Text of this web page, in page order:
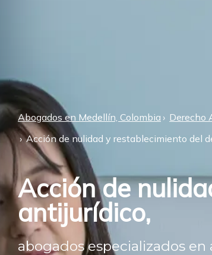
Abogados en Medellín, Colombia Derecho
Acción de nulidad y restablecimiento del
Acción de
antijurídico,
abogados especializados